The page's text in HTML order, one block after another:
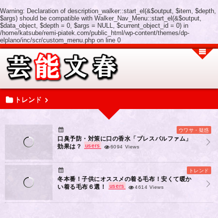
Warning: Declaration of description_walker::start_el(&$output, $item, $depth,
$args) should be compatible with Walker_Nav_Menu::start_el(&$output,
$data_object, $depth = 0, $args = NULL, $current_object_id = 0) in
/home/katsube/remi-piatek.com/public_html/wp-content/themes/dp-
elplano/inc/scr/custom_menu.php on line 0
トレンド
ウワサ・疑惑
口臭予防・対策に口の香水「ブレスパルファム」
効果は？
users 6094 Views
トレンド
冬本番！子供にオススメの着る毛布！安くて暖か
い着る毛布６選！
users 4614 Views